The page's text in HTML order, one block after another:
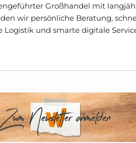
Großhandel mit
wir persönliche Beratung,
Logistik und smarte digitale